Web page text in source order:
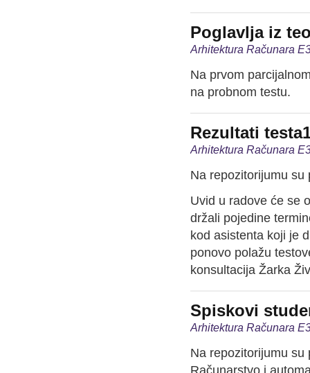
Poglavlja iz
Arhitektura Računara
Na prvom
na probnom testu.
Rezultati
Arhitektura Računara
Na repozitorijumu su
Uvid u radove će se
držali pojedine
kod asistenta koji je
ponovo polažu
konsultacija Žarka
Spiskovi
Arhitektura Računara
Na repozitorijumu su
Računarstvo i